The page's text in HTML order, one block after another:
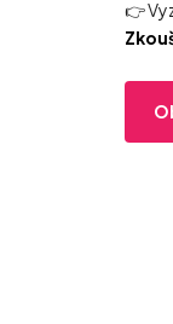
👉